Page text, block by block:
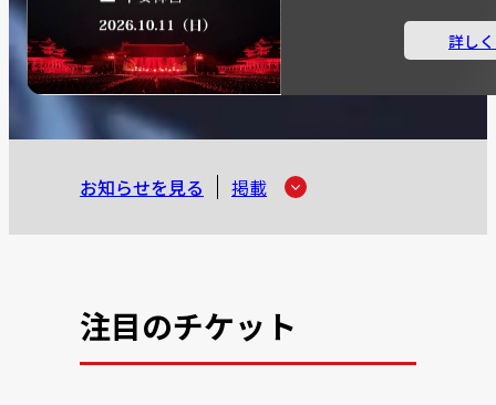
詳し
お知らせを見る 掲載
注目のチケット